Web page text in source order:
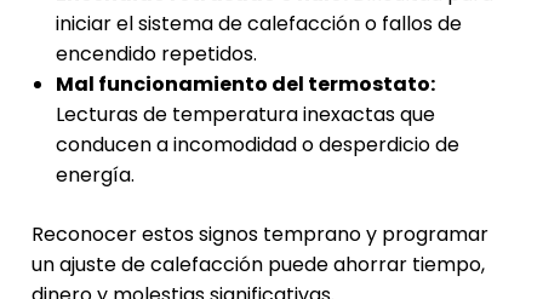
iniciar el sistema de calefacción o fallos de
encendido repetidos.
Mal funcionamiento del termostato:
Lecturas de temperatura inexactas que
conducen a incomodidad o desperdicio de
energía.
Reconocer estos signos temprano y programar
un ajuste de calefacción puede ahorrar tiempo,